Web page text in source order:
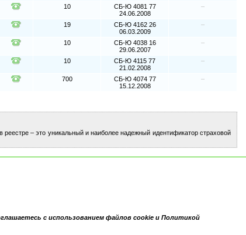
10
СБ-Ю 4081 77
24.06.2008
–
19
СБ-Ю 4162 26
06.03.2009
–
10
СБ-Ю 4038 16
29.06.2007
–
10
СБ-Ю 4115 77
21.02.2008
–
700
СБ-Ю 4074 77
15.12.2008
–
– это уникальный и наиболее надежный идентификатор страховой
с использованием файлов cookie и Политикой